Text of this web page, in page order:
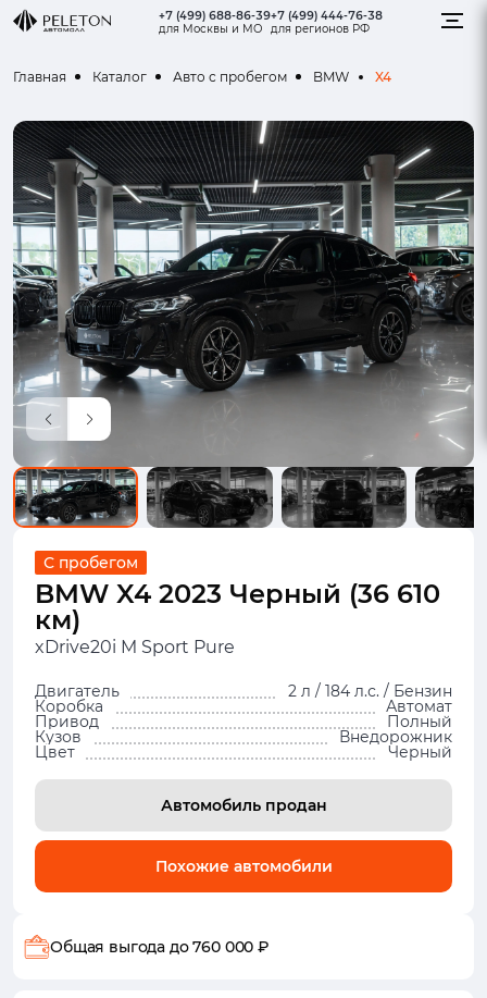
+7 (499) 688-86-39
для Москвы и МО
+7 (499) 444-76-38
для регионов РФ
Главная Каталог Авто с пробегом BMW X4
С пробегом
BMW X4 2023 Черный (36 610
км)
xDrive20i M Sport Pure
Двигатель 2 л / 184 л.с. / Бензин
Коробка Автомат
Привод Полный
Кузов Внедорожник
Цвет Черный
Автомобиль продан
Похожие автомобили
Общая выгода до 760 000 ₽